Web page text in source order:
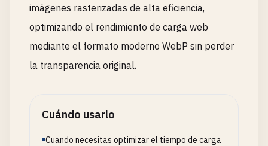
imágenes rasterizadas de alta eficiencia,
optimizando el rendimiento de carga web
mediante el formato moderno WebP sin perder
la transparencia original.
Cuándo usarlo
Cuando necesitas optimizar el tiempo de carga